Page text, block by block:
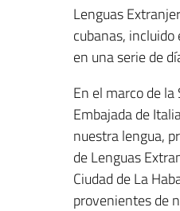
Lenguas
cubanas,
en una serie de
En el marco de
Embajada de
nuestra lengua,
de Lenguas
Ciudad de La
provenientes de